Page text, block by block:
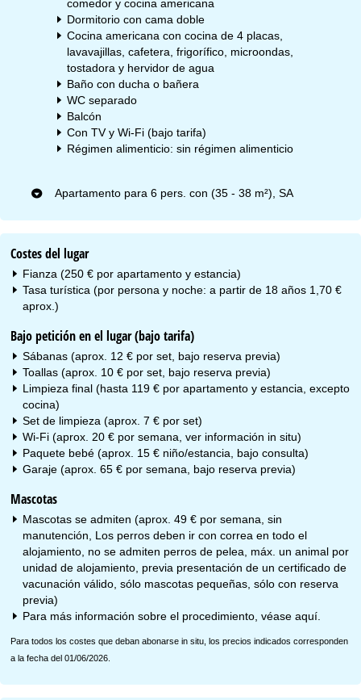
comedor y cocina americana
Dormitorio con cama doble
Cocina americana con cocina de 4 placas,
lavavajillas, cafetera, frigorífico, microondas,
tostadora y hervidor de agua
Baño con ducha o bañera
WC separado
Balcón
Con TV y Wi-Fi (bajo tarifa)
Régimen alimenticio: sin régimen alimenticio
Apartamento para 6 pers. con (35 - 38 m²), SA
Costes del lugar
Fianza (250 € por apartamento y estancia)
Tasa turística (por persona y noche: a partir de 18 años 1,70 €
aprox.)
Bajo petición en el lugar (bajo tarifa)
Sábanas (aprox. 12 € por set, bajo reserva previa)
Toallas (aprox. 10 € por set, bajo reserva previa)
Limpieza final (hasta 119 € por apartamento y estancia, excepto
cocina)
Set de limpieza (aprox. 7 € por set)
Wi-Fi (aprox. 20 € por semana, ver información in situ)
Paquete bebé (aprox. 15 € niño/estancia, bajo consulta)
Garaje (aprox. 65 € por semana, bajo reserva previa)
Mascotas
Mascotas se admiten (aprox. 49 € por semana, sin
manutención, Los perros deben ir con correa en todo el
alojamiento, no se admiten perros de pelea, máx. un animal por
unidad de alojamiento, previa presentación de un certificado de
vacunación válido, sólo mascotas pequeñas, sólo con reserva
previa)
Para más información sobre el procedimiento, véaseaquí
Para todos los costes que deban abonarse in situ, los precios indicados corresponden
a la fecha del 01/06/2026.